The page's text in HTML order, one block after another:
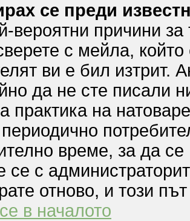
се преди
вероятни причини
с мейла,
ви е бил изтрит.
да не сте писали
практика на
периодично
време, за да
се с
отново, и този
в началото